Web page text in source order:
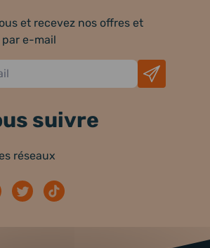
et recevez nos offres et
e-mail
suivre
réseaux